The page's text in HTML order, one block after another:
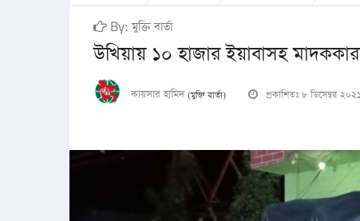
By: মুক্তি বার্তা
উখিয়ায় ১০ হাজার ইয়াবাসহ
কায়সার হামিদ (মুক্তি বার্তা) প্রকাশিতঃ ৮ ডিসেম্বর ২০২১